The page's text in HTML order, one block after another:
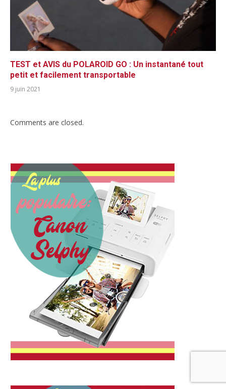
TEST et AVIS du POLAROID GO : Un instantané tout
petit et facilement transportable
9 juin 2021
Comments are closed.